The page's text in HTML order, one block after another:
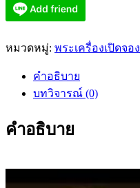
หมวดหมู่: พระเครื่องเปิดจอง
คำอธิบาย
บทวิจารณ์ (0)
คำอธิบาย